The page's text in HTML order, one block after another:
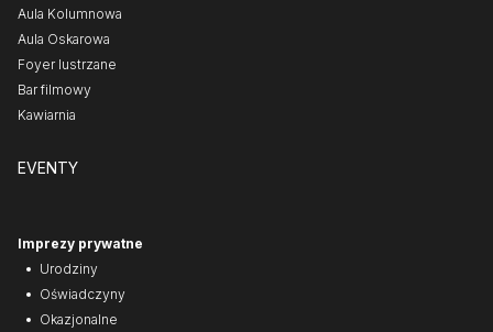
Aula Kolumnowa
Aula Oskarowa
Foyer lustrzane
Bar filmowy
Kawiarnia
EVENTY
Imprezy prywatne
Urodziny
Oświadczyny
Okazjonalne